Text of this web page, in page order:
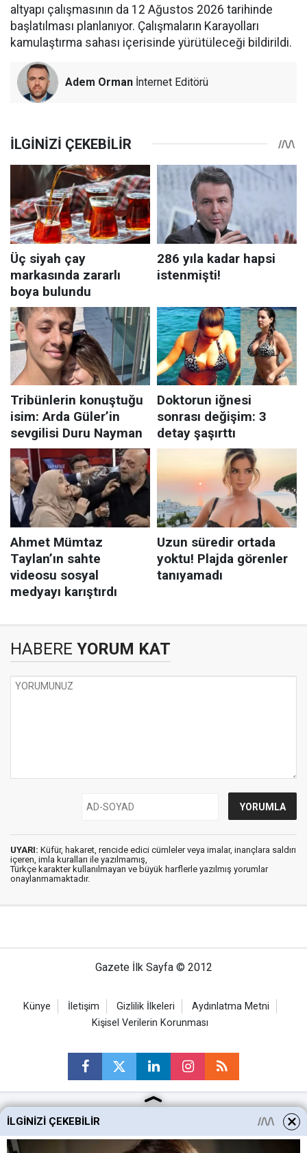
altyapı çalışmasının da 12 Ağustos 2026 tarihinde
başlatılması planlanıyor. Çalışmaların Karayolları
kamulaştırma sahası içerisinde yürütüleceği bildirildi.
Adem Orman İnternet Editörü
HABERE YORUM KAT
UYARI: Küfür, hakaret, rencide edici cümleler veya imalar, inançlara saldırı
içeren, imla kuralları ile yazılmamış,
Türkçe karakter kullanılmayan ve büyük harflerle yazılmış yorumlar
onaylanmamaktadır.
Gazete İlk Sayfa © 2012
Künye İletişim Gizlilik İlkeleri
Aydınlatma Metni
Kişisel Verilerin Korunması
Ankara Haberleri
İLGINIZI ÇEKEBILIR